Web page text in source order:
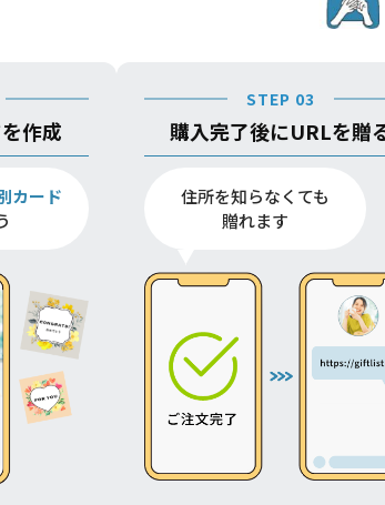
作成
カード
STEP 03
購入完了後にURLを贈
住所を知らなくても
贈れます